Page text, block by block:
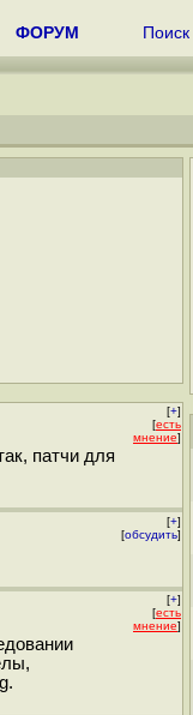
ФОРУМ Поиск
[+]
[есть
мнение]
патчи для
[+]
[обсудить]
[+]
[есть
мнение]